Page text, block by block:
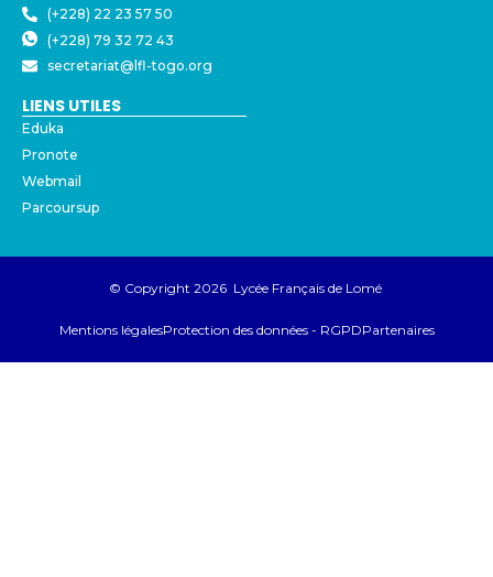
(+228) 22 23 57 50
(+228) 79 32 72 43
secretariat@lfl-togo.org
LIENS UTILES
Eduka
Pronote
Webmail
Parcoursup
© Copyright 2026 Lycée Français de Lomé
Mentions légalesProtection des données - RGPDPartenaires